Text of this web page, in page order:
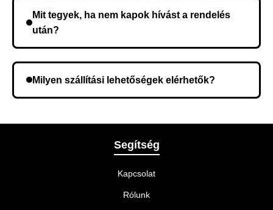
Mit tegyek, ha nem kapok hívást a rendelés
után?
meg a rendelést.
Milyen szállítási lehetőségek elérhetők?
legmegfelelőbb szállítási módot.
Segítség
Kapcsolat
Rólunk